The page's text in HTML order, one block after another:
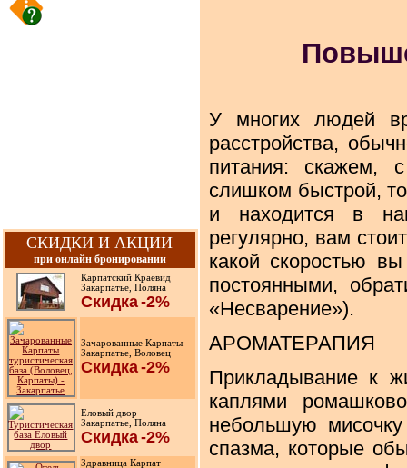
СКИДКИ И АКЦИИ
при онлайн бронировании
Карпатский Краевид
Закарпатье, Поляна
Скидка-2%
Зачарованные Карпаты
Закарпатье, Воловец
Скидка-2%
Еловый двор
Закарпатье, Поляна
Скидка-2%
Здравница Карпат
У многих людей
расстройства,
питания: скажем,
слишком быстрой,
и находится в
регулярно, вам
какой скоростью
постоянными,
«Несварение»).
АРОМАТЕРАПИЯ
Прикладывание к
каплями
небольшую
спазма, которые